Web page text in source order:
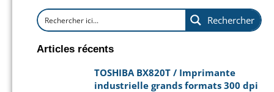
Rechercher
Articles récents
TOSHIBA BX820T / Imprimante
industrielle grands formats 300 dpi